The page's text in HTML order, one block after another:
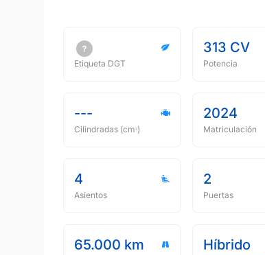
Etiqueta DGT
313 CV
Potencia
---
Cilindradas (cmᵌ)
2024
Matriculación
4
Asientos
2
Puertas
65.000 km
Híbrido